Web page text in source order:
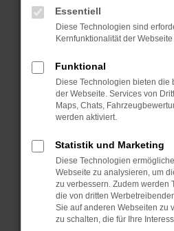
Hier sind ein paar Tipps,
Überprüfe deine
Laden andere
deine Suchmaschine?
Prüfe deine
Manche
können das Laden
verhindern.
anderen Browser oder
Fenster?
Starte dein Gerät neu.
Essentiell
Diese Technologien sind
Kernfunktionalität der
Funktional
Diese Technologien bieten
der Webseite. Services von
Maps, Chats,
werden aktiviert.
Statistik und Marketing
Diese Technologien
Webseite zu analysieren, um
zu verbessern. Zudem werden
die von dritten
Sie auf anderen Webseiten zu
zu schalten, die für Ihre